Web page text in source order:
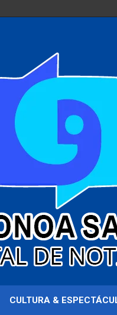
Salta
CULTURA &